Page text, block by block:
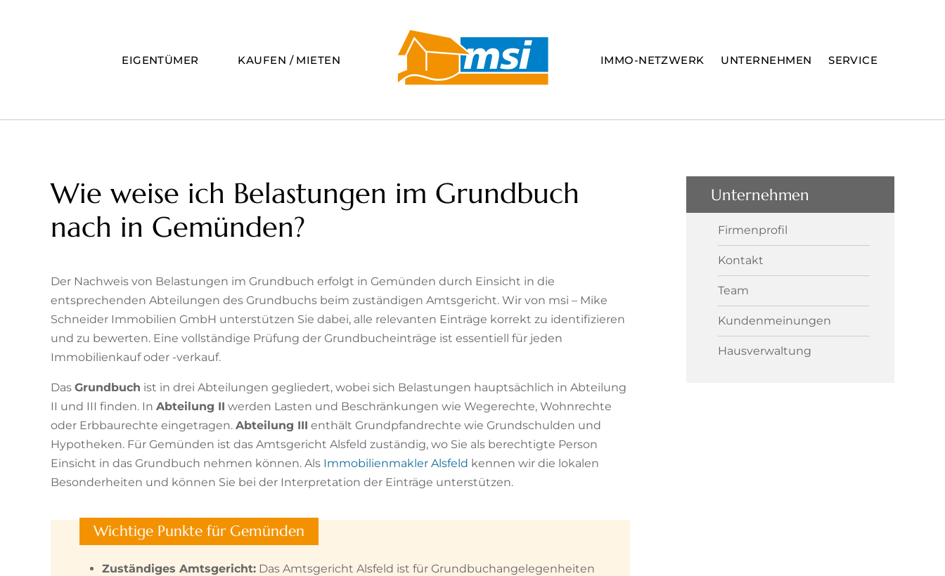
EIGENTÜMER
KAUFEN / MIETEN IMMO-NETZWERK UNTERNEHMEN SERVICE
Wie weise ich Belastungen im Grundbuch
nach in Gemünden?
Der Nachweis von Belastungen im Grundbuch erfolgt in Gemünden durch Einsicht in die
entsprechenden Abteilungen des Grundbuchs beim zuständigen Amtsgericht. Wir von msi – Mike
Schneider Immobilien GmbH unterstützen Sie dabei, alle relevanten Einträge korrekt zu identifizieren
und zu bewerten. Eine vollständige Prüfung der Grundbucheinträge ist essentiell für jeden
Immobilienkauf oder -verkauf.
Das Grundbuch ist in drei Abteilungen gegliedert, wobei sich Belastungen hauptsächlich in Abteilung
II und III finden. In Abteilung II werden Lasten und Beschränkungen wie Wegerechte, Wohnrechte
oder Erbbaurechte eingetragen. Abteilung III enthält Grundpfandrechte wie Grundschulden und
Hypotheken. Für Gemünden ist das Amtsgericht Alsfeld zuständig, wo Sie als berechtigte Person
Einsicht in das Grundbuch nehmen können. Als Immobilienmakler Alsfeld kennen wir die lokalen
Besonderheiten und können Sie bei der Interpretation der Einträge unterstützen.
Wichtige Punkte für Gemünden
Zuständiges Amtsgericht: Das Amtsgericht Alsfeld ist für Grundbuchangelegenheiten
Unternehmen
Firmenprofil
Kontakt
Team
Kundenmeinungen
Hausverwaltung